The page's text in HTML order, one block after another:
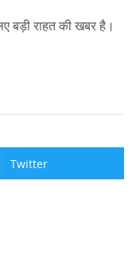
बड़ी राहत की खबर है।
Twitter